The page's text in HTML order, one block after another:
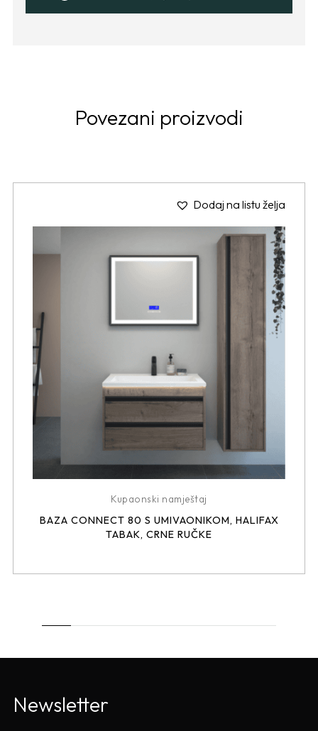
Povezani proizvodi
Dodaj na listu želja
Kupaonski namještaj
BAZA CONNECT 80 S UMIVAONIKOM, HALIFAX
TABAK, CRNE RUČKE
Newsletter